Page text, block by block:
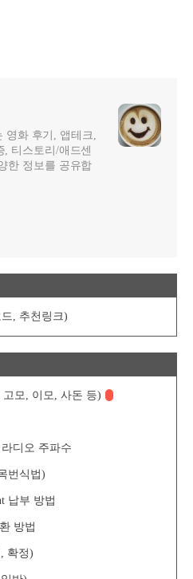
영화 후기, 앱테크,
, 티스토리/애드센
한 정보를 공유합
, 추천링크)
모, 이모, 사돈 등)
디오 주파수
번식법)
납부 방법
방법
확정)